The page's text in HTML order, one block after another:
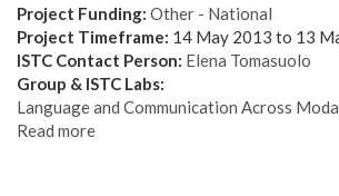
visione
strategica".
In
ricordo
di
Project Funding: Other - National
Project Timeframe: 14 May 2013 to 13
ISTC Contact Person: Elena Tomasuolo
Group & ISTC Labs:
Language and Communication Across
Read more